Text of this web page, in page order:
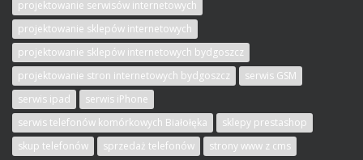
projektowanie serwisów internetowych
projektowanie sklepów internetowych
projektowanie sklepów internetowych bydgoszcz
projektowanie stron internetowych bydgoszcz
serwis GSM
serwis ipad
serwis iPhone
serwis telefonów komórkowych Białołęka
sklepy prestashop
skup telefonów
sprzedaż telefonów strony www z cms